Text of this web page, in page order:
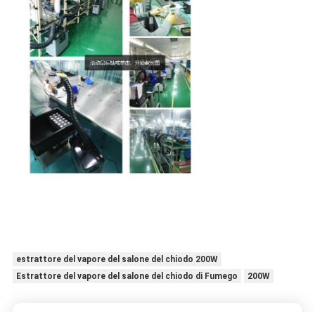
estrattore del vapore del salone del chiodo 200W
Estrattore del vapore del salone del chiodo di Fumego
200W